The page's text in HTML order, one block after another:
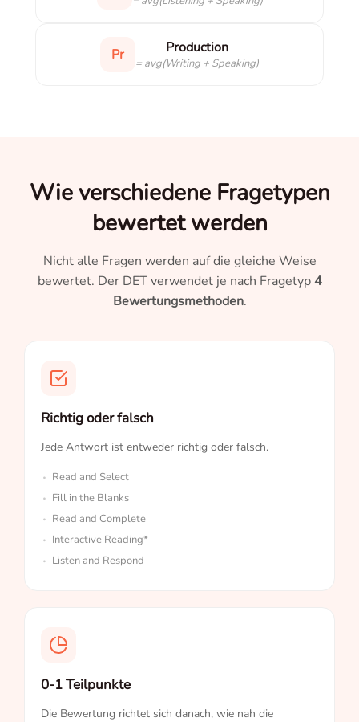
Pr Production
= avg(Writing + Speaking)
Wie verschiedene Fragetypen
bewertet werden
Nicht alle Fragen werden auf die gleiche Weise
bewertet. Der DET verwendet je nach Fragetyp4
Bewertungsmethoden.
Richtig oder falsch
Jede Antwort ist entweder richtig oder falsch.
Read and Select
Fill in the Blanks
Read and Complete
Interactive Reading*
Listen and Respond
0-1 Teilpunkte
Die Bewertung richtet sich danach, wie nah die